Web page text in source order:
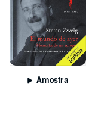
Amostra